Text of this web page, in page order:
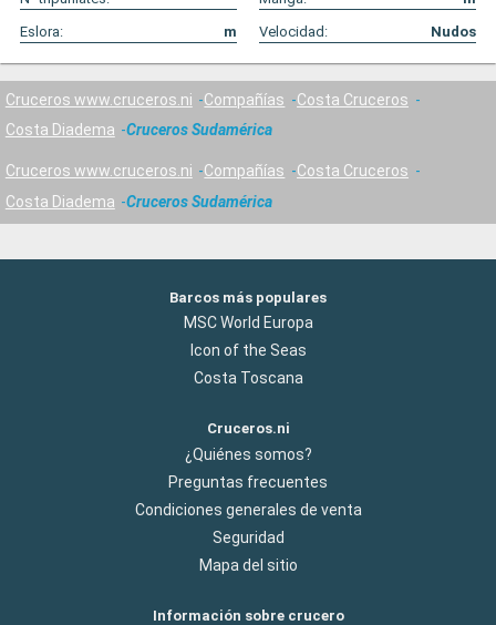
Eslora:
m Velocidad: Nudos
Cruceros www.cruceros.ni Compañías
Costa Cruceros
Costa Diadema
Cruceros Sudamérica
Cruceros www.cruceros.ni Compañías
Costa Cruceros
Costa Diadema
Cruceros Sudamérica
Barcos más populares
MSC World Europa
Icon of the Seas
Costa Toscana
Cruceros.ni
¿Quiénes somos?
Preguntas frecuentes
Condiciones generales de venta
Seguridad
Mapa del sitio
Información sobre crucero